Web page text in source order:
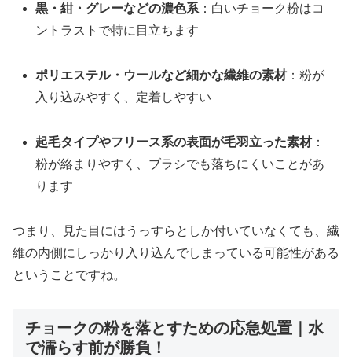
黒・紺・グレーなどの濃色系：白いチョーク粉はコ
ントラストで特に目立ちます
ポリエステル・ウールなど細かな繊維の素材：粉が
入り込みやすく、定着しやすい
起毛タイプやフリース系の表面が毛羽立った素材：
粉が絡まりやすく、ブラシでも落ちにくいことがあ
ります
つまり、見た目にはうっすらとしか付いていなくても、繊
維の内側にしっかり入り込んでしまっている可能性がある
ということですね。
チョークの粉を落とすための応急処置｜水
で濡らす前が勝負！